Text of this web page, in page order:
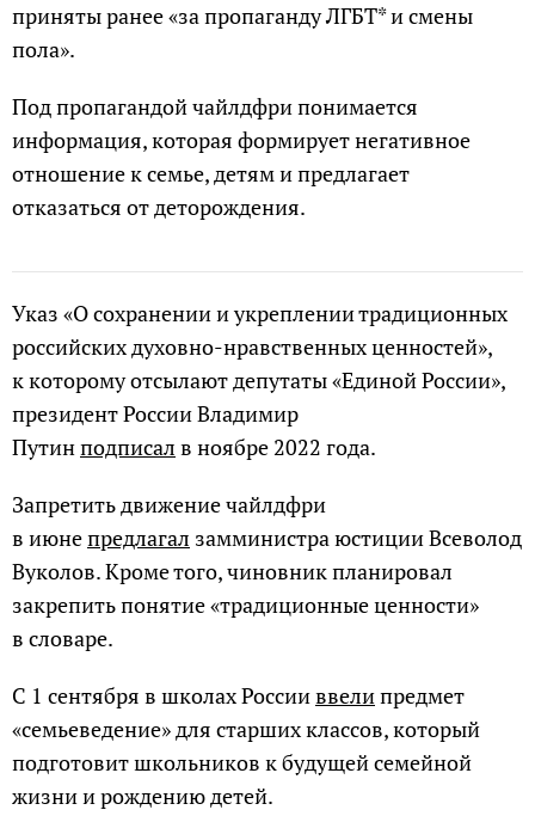
приняты ранее «за пропаганду ЛГБТ* и смены
пола».
Под пропагандой чайлдфри понимается
информация, которая формирует негативное
отношение к семье, детям и предлагает
отказаться от деторождения.
Указ «О сохранении и укреплении традиционных
российских духовно-нравственных ценностей»,
к которому отсылают депутаты «Единой России»,
президент России Владимир
Путинподписал в ноябре 2022 года.
Запретить движение чайлдфри
в июнепредлагал замминистра юстиции Всеволод
Вуколов. Кроме того, чиновник планировал
закрепить понятие «традиционные ценности»
в словаре.
С 1 сентября в школах Россииввелипредмет
«семьеведение» для старших классов, который
подготовит школьников к будущей семейной
жизни и рождению детей.